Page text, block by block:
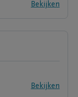
Bekijken
Bekijken